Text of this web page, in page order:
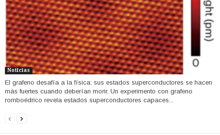
Noticias
El grafeno desafía a la física: sus estados superconductores se hacen
más fuertes cuando deberían morir. Un experimento con grafeno
romboédrico revela estados superconductores capaces...